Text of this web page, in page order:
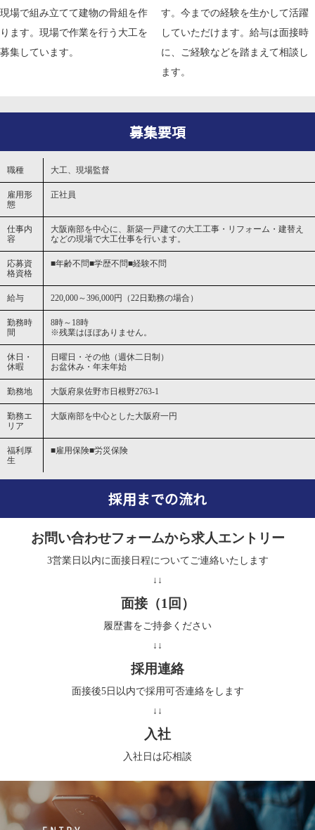
現場で組み立てて建物の骨組を作
ります。現場で作業を行う大工を
募集しています。
す。今までの経験を生かして活躍
していただけます。給与は面接時
に、ご経験などを踏まえて相談し
ます。
募集要項
職種 大工、現場監督
雇用形
態
正社員
仕事内
容
大阪南部を中心に、新築一戸建ての大工工事・リフォーム・建替え
などの現場で大工仕事を行います。
応募資
格資格
■年齢不問■学歴不問■経験不問
給与 220,000～396,000円（22日勤務の場合）
勤務時
間
8時～18時
※残業はほぼありません。
休日・
休暇
日曜日・その他（週休二日制）
お盆休み・年末年始
勤務地 大阪府泉佐野市日根野2763-1
勤務エ
リア
大阪南部を中心とした大阪府一円
福利厚
生
■雇用保険■労災保険
採用までの流れ
お問い合わせフォームから求人エントリー
3営業日以内に面接日程についてご連絡いたします
↓↓
面接（1回）
履歴書をご持参ください
↓↓
採用連絡
面接後5日以内で採用可否連絡をします
↓↓
入社
入社日は応相談